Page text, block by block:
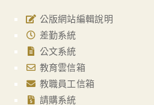
公版網站編輯說明
差勤系統
公文系統
教育雲信箱
教職員工信箱
請購系統